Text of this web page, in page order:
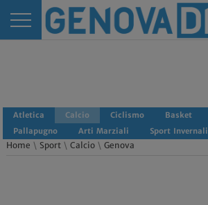
Atletica Calcio Ciclismo Basket
Pallapugno
Arti Marziali Sport Invernali
Home \ Sport\ Calcio\ Genova